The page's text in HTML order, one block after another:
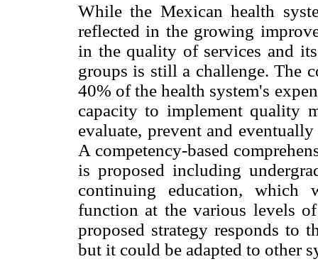
While the Mexican health
reflected in the growing
in the quality of services and
groups is still a challenge. The
40% of the health system's
capacity to implement quality
evaluate, prevent and
A competency-based
is proposed including
continuing education,
function at the various levels
proposed strategy responds to
but it could be adapted to other